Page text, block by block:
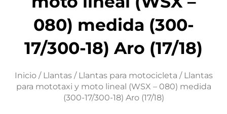
080) medida (300-
17/300-18) Aro (17/18)
Inicio/ Llantas/ Llantas para motocicleta / Llantas
para mototaxi y moto lineal (WSX – 080) medida
(300-17/300-18) Aro (17/18)